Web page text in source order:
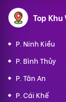
Top
P. Ninh Kiều
P. Bình Thủy
P. Tân An
P. Cái Khế